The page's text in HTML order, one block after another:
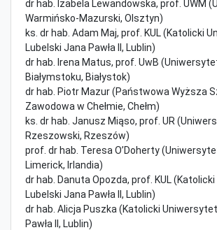
dr hab. Izabela Lewandowska, prof. UWM
Warmińsko-Mazurski, Olsztyn)
ks. dr hab. Adam Maj, prof. KUL (Katolicki
Lubelski Jana Pawła II, Lublin)
dr hab. Irena Matus, prof. UwB
Białymstoku, Białystok)
dr hab. Piotr Mazur (Państwowa Wyższa
Zawodowa w Chełmie, Chełm)
ks. dr hab. Janusz Miąso, prof. UR
Rzeszowski, Rzeszów)
prof. dr hab. Teresa O’Doherty
Limerick, Irlandia)
dr hab. Danuta Opozda, prof. KUL
Lubelski Jana Pawła II, Lublin)
dr hab. Alicja Puszka (Katolicki
Pawła II, Lublin)